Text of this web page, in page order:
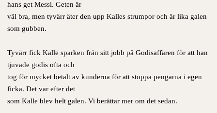
hans get Messi. Geten är
väl bra, men tyvärr äter den upp Kalles strumpor och är lika galen
som gubben.
Tyvärr fick Kalle sparken från sitt jobb på Godisaffären för att han
tjuvade godis ofta och
tog för mycket betalt av kunderna för att stoppa pengarna i egen
ficka. Det var efter det
som Kalle blev helt galen. Vi berättar mer om det sedan.